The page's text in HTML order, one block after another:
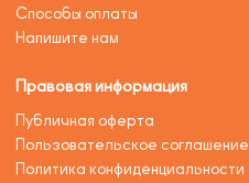
Способы оплаты
Напишите нам
Правовая информация
Публичная оферта
Пользовательское соглашение
Политика конфиденциальности